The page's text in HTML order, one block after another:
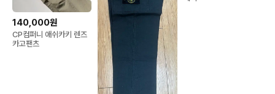
140,000원
CP컴퍼니 애쉬카키 렌즈
카고팬츠